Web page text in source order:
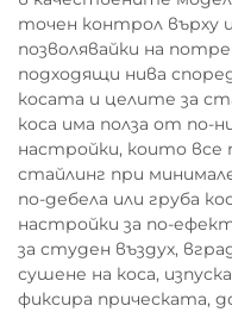
точен контрол
позволявайки на
подходящи нива
косата и целите за
коса има полза от по-
настройки, които все
стайлинг при
по-дебела или груба
настройки за по-
за студен въздух,
сушене на коса,
фиксира прическата,